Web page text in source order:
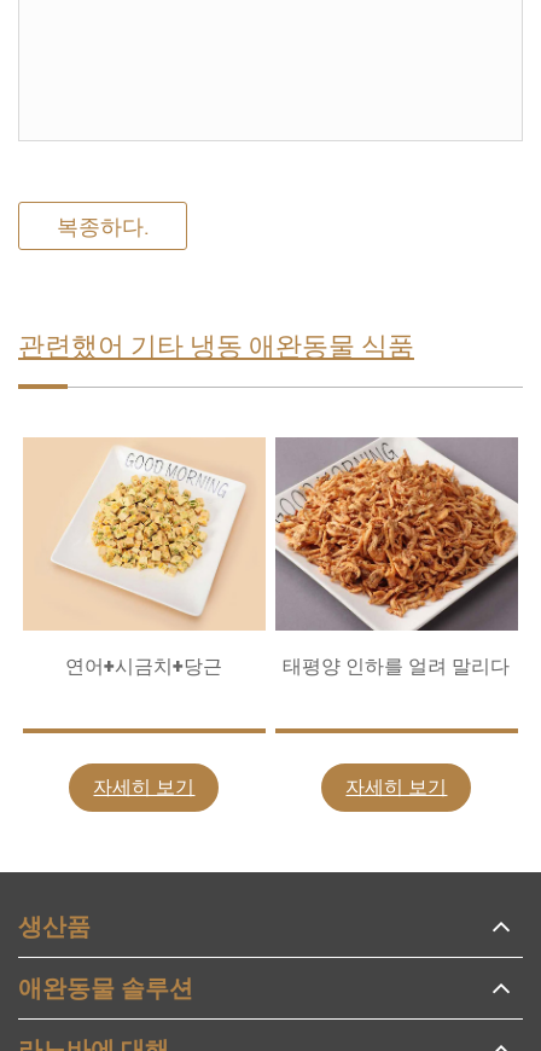
복종하다.
관련했어 기타 냉동 애완동물 식품
연어+시금치+당근
자세히 보기
태평양 인하를 얼려 말리다
자세히 보기
생산품
애완동물 솔루션